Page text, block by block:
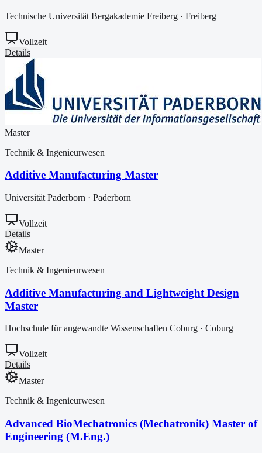
Technische Universität Bergakademie Freiberg · Freiberg
Vollzeit
Details
Master
Technik & Ingenieurwesen
Additive Manufacturing Master
Universität Paderborn · Paderborn
Vollzeit
Details
Master
Technik & Ingenieurwesen
Additive Manufacturing and Lightweight Design
Master
Hochschule für angewandte Wissenschaften Coburg · Coburg
Vollzeit
Details
Master
Technik & Ingenieurwesen
Advanced BioMechatronics (Mechatronik) Master of
Engineering (M.Eng.)